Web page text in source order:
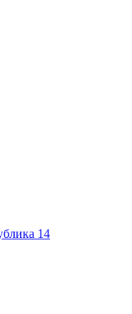
14